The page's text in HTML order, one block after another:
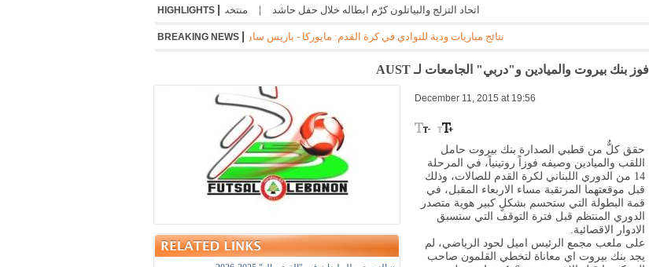
HIGHLIGHTS |
منتخب التايكواندو إلى "بطولة الحسن" الاردنية | اتحاد التزلج والبياتلون كرّم ابطاله خلال حفل حاشد
BREAKING NEWS |
نتائج مباريات ودية للنوادي في كرة القدم: مايوركا - باريس سان جيرمان 3-0 * ريال بيتيس - ارسنال 3-1 * نابولي - اوساسونا 2-1 * جوفنتوس - تشيلسي 1-0 * مانشستر سيتي - نجوم الدوري الكوري 3-1 * ميلان - انتر 1-1
فوز بنك بيروت والميادين و"دربي" الجامعات لـ AUST
December 11, 2015 at 19:56
حقق كلٌّ من قطبي الصدارة بنك بيروت حامل
اللقب والميادين وصيفه فوزاً روتينياً، في المرحلة
14 من الدوري اللبناني لكرة القدم للصالات، وذلك
قبل موقعتهما المرتقبة مساء الاربعاء المقبل، في
قمة البطولة التي ستحسم بشكلٍ كبير هوية متصدر
الدوري المنتظم قبل فترة التوقف التي ستسبق
الادوار الاقصائية.
على ملعب مجمع الرئيس اميل لحود الرياضي، لم
يجد بنك بيروت اي معاناة لتخطي القلمون صاحب